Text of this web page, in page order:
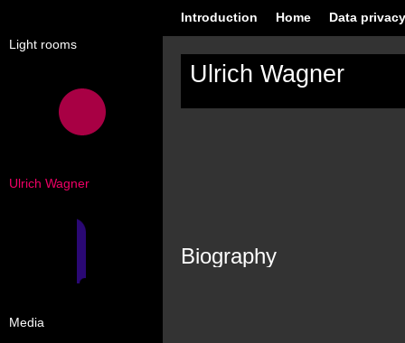
Light rooms
Ulrich Wagner
Media
Introduction Home Data
Ulrich Wagner
Biography